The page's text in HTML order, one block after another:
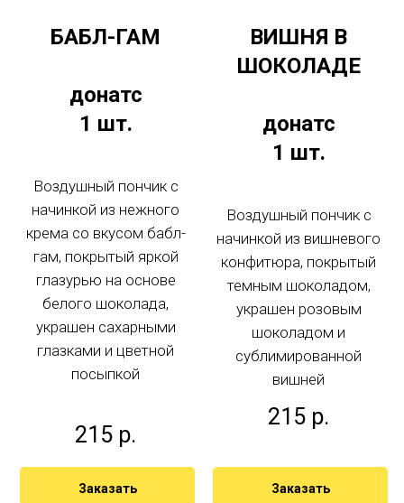
БАБЛ-ГАМ
донатс
1 шт.
Воздушный пончик с
начинкой из нежного
крема со вкусом бабл-
гам, покрытый яркой
глазурью на основе
белого шоколада,
украшен сахарными
глазками и цветной
посыпкой
215 р.
Заказать
ВИШНЯ В
ШОКОЛАДЕ
донатс
1 шт.
Воздушный пончик с
начинкой из вишневого
конфитюра, покрытый
темным шоколадом,
украшен розовым
шоколадом и
сублимированной
вишней
215 р.
Заказать